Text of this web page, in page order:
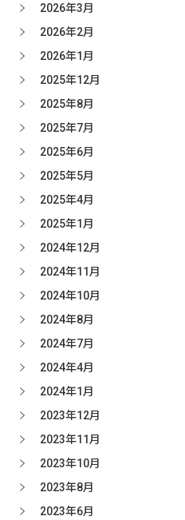
2026年3月
2026年2月
2026年1月
2025年12月
2025年8月
2025年7月
2025年6月
2025年5月
2025年4月
2025年1月
2024年12月
2024年11月
2024年10月
2024年8月
2024年7月
2024年4月
2024年1月
2023年12月
2023年11月
2023年10月
2023年8月
2023年6月